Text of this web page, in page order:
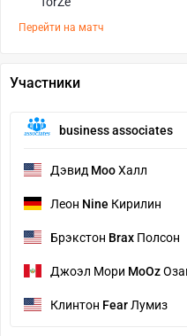
Перейти на матч
Участники
business associates
Дэвид MooХалл
Леон Nine Кирилин
Брэкстон Brax Полсон
Джоэл Мори MoOz
Клинтон Fear Лумиз